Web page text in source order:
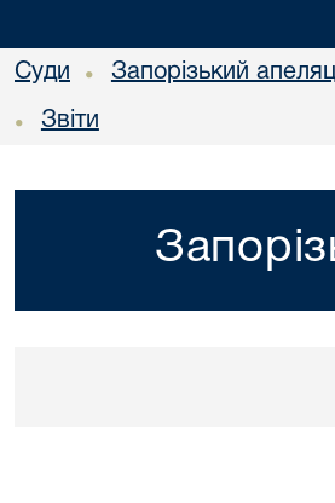
Суди • Запорізький
• Звіти